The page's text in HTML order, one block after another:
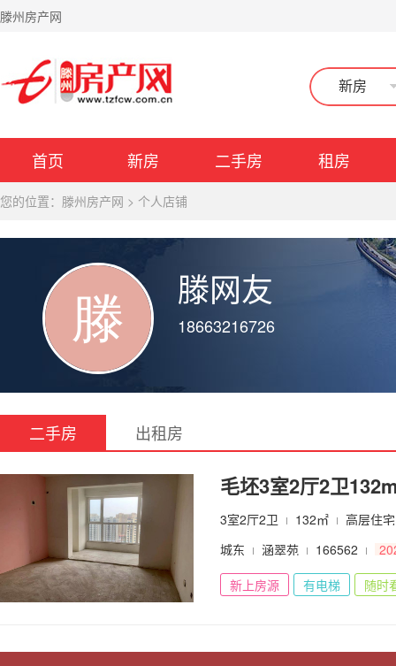
滕州房产网
新房
首页 新房 二手房 租房
您的位置： 滕州房产网 > 个人店铺
滕网友
18663216726
二手房 出租房
毛坯3室2厅2卫
3室2厅2卫 132㎡
高层住宅
城东
涵翠苑 166562
新上房源
有电梯 随时